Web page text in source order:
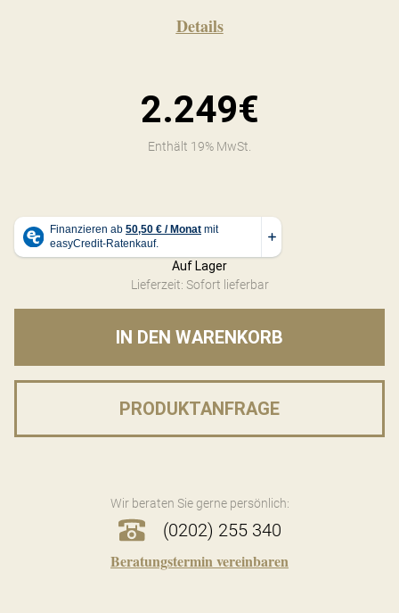
Details
2.249€
Enthält 19% MwSt.
Auf Lager
Lieferzeit: Sofort lieferbar
IN DEN WARENKORB
PRODUKTANFRAGE
Wir beraten Sie gerne persönlich:
(0202) 255 340
Beratungstermin vereinbaren